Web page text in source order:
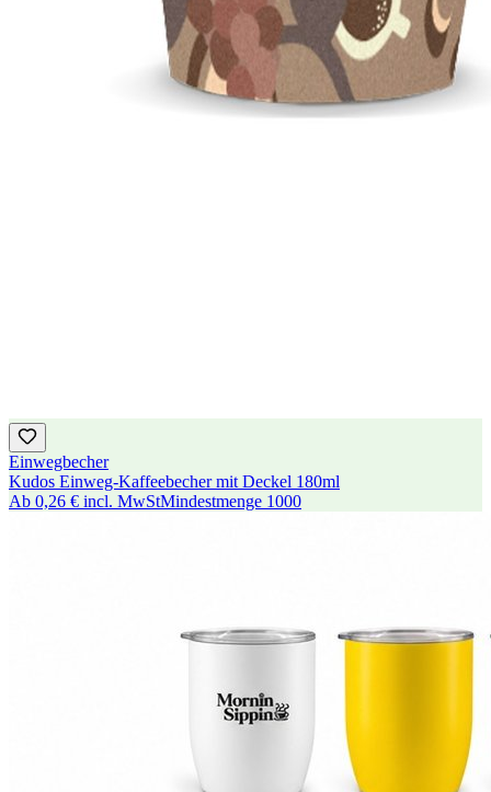
Einwegbecher
Kudos Einweg-Kaffeebecher mit Deckel 180ml
Ab 0,26 € incl. MwStMindestmenge 1000